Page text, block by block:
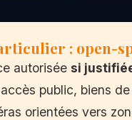
: open-
autorisée si
public, biens
orientées vers